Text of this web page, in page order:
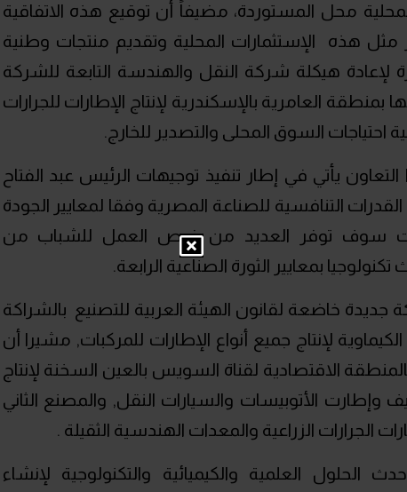
المحلية محل المستوردة، مضيفاً أن توقيع هذه الاتفاقية
هذه الإستثمارات المحلية وتقديم منتجات وطنية
لإعادة هيكلة شركة النقل والهندسة التابعة للشركة
العامرية بالإسكندرية لإنتاج الإطارات للجرارات
احتياجات السوق المحلى والتصدير للخارج.
يأتي في إطار تنفيذ توجيهات الرئيس عبد الفتاح
التنافسية للصناعة المصرية وفقا لمعايير الجودة
سوف توفر العديد من فرص العمل للشباب من
بمعايير الثورة الصناعية الرابعة.
خاضعة لقانون الهيئة العربية للتصنيع بالشراكة
لإنتاج جميع أنواع الإطارات للمركبات, مشيرا أن
الاقتصادية لقناة السويس بالعين السخنة لإنتاج
وإطارت الأتوبيسات والسيارات النقل, والمصنع الثاني
الجرارات الزراعية والمعدات الهندسية الثقيلة .
الحلول العلمية والكيميائية والتكنولوجية لإنشاء